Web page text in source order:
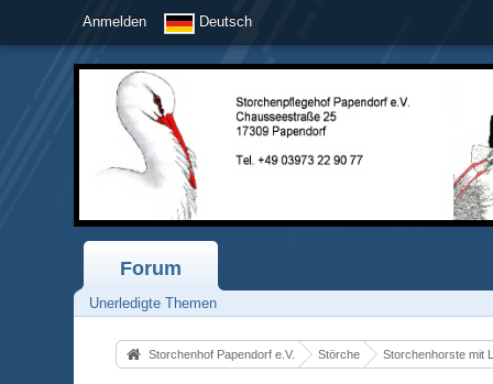
Anmelden Deutsch
Forum
Unerledigte Themen
Storchenhof Papendorf e.V. Störche Storchenhorste mit